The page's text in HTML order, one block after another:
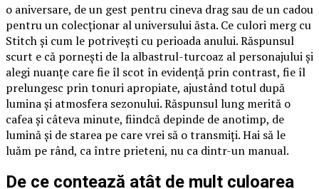
o aniversare, de un gest pentru cineva drag sau de un cadou
pentru un colecționar al universului ăsta. Ce culori merg cu
Stitch și cum le potrivești cu perioada anului. Răspunsul
scurt e că pornești de la albastrul-turcoaz al personajului și
alegi nuanțe care fie îl scot în evidență prin contrast, fie îl
prelungesc prin tonuri apropiate, ajustând totul după
lumina și atmosfera sezonului. Răspunsul lung merită o
cafea și câteva minute, fiindcă depinde de anotimp, de
lumină și de starea pe care vrei să o transmiți. Hai să le
luăm pe rând, ca între prieteni, nu ca dintr-un manual.
De ce contează atât de mult culoarea